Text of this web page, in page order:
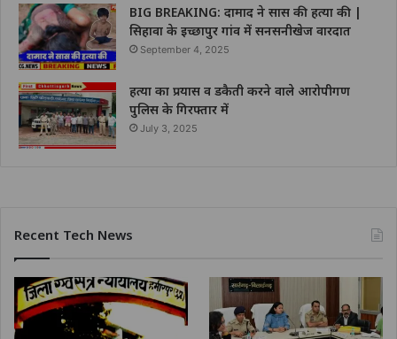
BIG BREAKING: दामाद ने सास की हत्या की |
सिहावा के इच्छापुर गांव में सनसनीखेज वारदात
September 4, 2025
हत्या का प्रयास व डकैती करने वाले आरोपीगण
पुलिस के गिरफ्तार में
July 3, 2025
Recent Tech News